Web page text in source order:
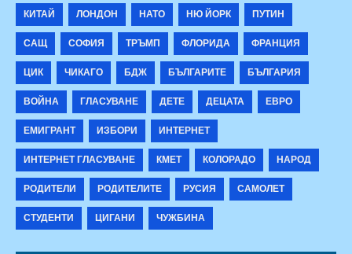
КИТАЙ
ЛОНДОН НАТО НЮ ЙОРК
ПУТИН
САЩ
СОФИЯ ТРЪМП ФЛОРИДА
ФРАНЦИЯ
ЦИК
ЧИКАГО БДЖ БЪЛГАРИТЕ
БЪЛГАРИЯ
ВОЙНА
ГЛАСУВАНЕ ДЕТЕ ДЕЦАТА
ЕВРО
ЕМИГРАНТ
ИЗБОРИ
ИНТЕРНЕТ
ИНТЕРНЕТ ГЛАСУВАНЕ
КМЕТ КОЛОРАДО
НАРОД
РОДИТЕЛИ
РОДИТЕЛИТЕ РУСИЯ
САМОЛЕТ
СТУДЕНТИ
ЦИГАНИ ЧУЖБИНА